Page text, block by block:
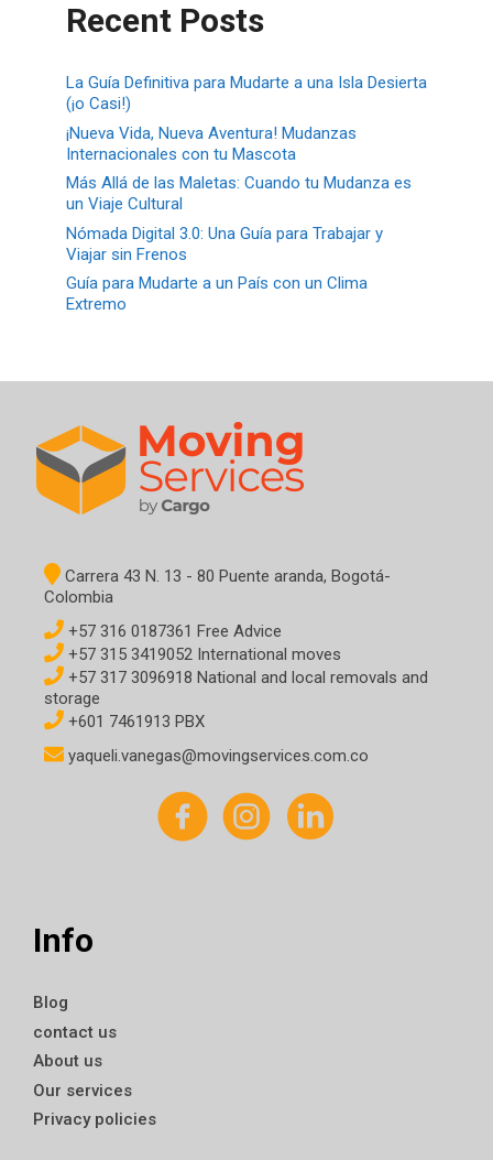
Recent Posts
La Guía Definitiva para Mudarte a una Isla Desierta
(¡o Casi!)
¡Nueva Vida, Nueva Aventura! Mudanzas
Internacionales con tu Mascota
Más Allá de las Maletas: Cuando tu Mudanza es
un Viaje Cultural
Nómada Digital 3.0: Una Guía para Trabajar y
Viajar sin Frenos
Guía para Mudarte a un País con un Clima
Extremo
Carrera 43 N. 13 - 80 Puente aranda, Bogotá-
Colombia
+57 316 0187361 Free Advice
+57 315 3419052 International moves
+57 317 3096918 National and local removals and
storage
+601 7461913 PBX
yaqueli.vanegas@movingservices.com.co
Info
Blog
contact us
About us
Our services
Privacy policies